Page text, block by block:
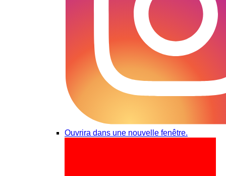
Ouvrira dans une nouvelle fenêtre.